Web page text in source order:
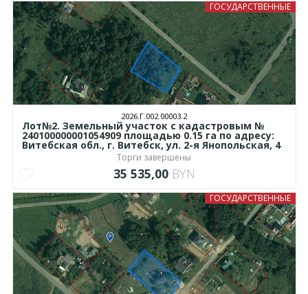
ГОСУДАРСТВЕННЫЕ
2026.Г.002.00003.2
Лот№2. Земельный участок с кадастровым №
240100000001054909 площадью 0.15 га по адресу:
Витебская обл., г. Витебск, ул. 2-я Янопольская, 4
Торги завершены
35 535,00 BYN
ГОСУДАРСТВЕННЫЕ